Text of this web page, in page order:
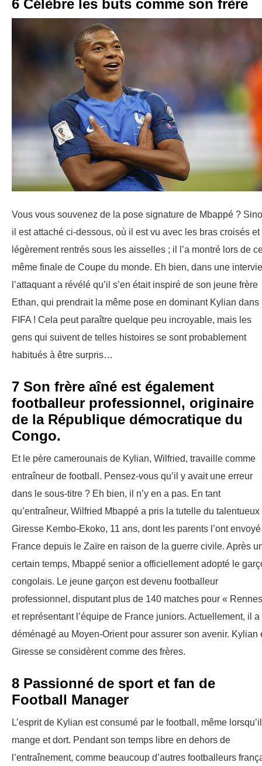
6 Célèbre les buts comme son frère
Vous vous souvenez de la pose signature de Mbappé ?
il est attaché ci-dessous, où il est vu avec les bras croisés et
légèrement rentrés sous les aisselles ; il l’a montré lors de
même finale de Coupe du monde. Eh bien, dans une
l’attaquant a révélé qu’il s’en était inspiré de son jeune frère
Ethan, qui prendrait la même pose en dominant Kylian dans
FIFA ! Cela peut paraître quelque peu incroyable, mais les
gens qui suivent de telles histoires se sont probablement
habitués à être surpris…
7 Son frère aîné est également
footballeur professionnel, originaire
de la République démocratique du
Congo.
Et le père camerounais de Kylian, Wilfried, travaille comme
entraîneur de football. Pensez-vous qu’il y avait une erreur
dans le sous-titre ? Eh bien, il n’y en a pas. En tant
qu’entraîneur, Wilfried Mbappé a pris la tutelle du talentueux
Giresse Kembo-Ekoko, 11 ans, dont les parents l’ont
France depuis le Zaïre en raison de la guerre civile. Après
certain temps, Mbappé senior a officiellement adopté le
congolais. Le jeune garçon est devenu footballeur
professionnel, disputant plus de 140 matches pour «
et représentant l’équipe de France juniors. Actuellement, il a
déménagé au Moyen-Orient pour assurer son avenir. Kylian
Giresse se considèrent comme des frères.
8 Passionné de sport et fan de
Football Manager
L’esprit de Kylian est consumé par le football, même lorsqu’il
mange et dort. Pendant son temps libre en dehors de
l’entraînement, comme beaucoup d’autres footballeurs